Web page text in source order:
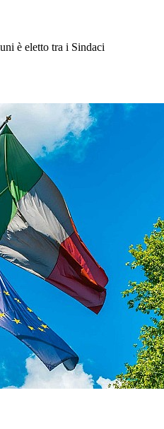
è eletto tra i Sindaci